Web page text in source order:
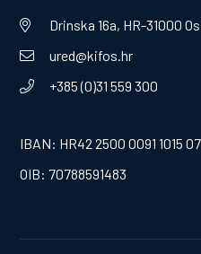
Drinska 16a, HR-31000
ured@kifos.hr
+385 (0)31 559 300
IBAN: HR42 2500 0091 1015
OIB: 70788591483